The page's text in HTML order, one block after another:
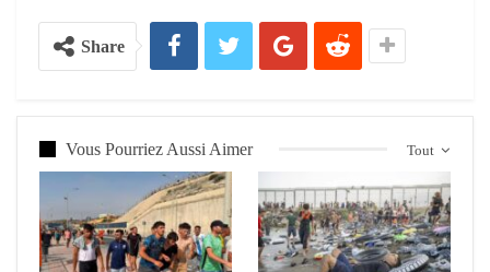
Share
Tout
Vous Pourriez Aussi Aimer